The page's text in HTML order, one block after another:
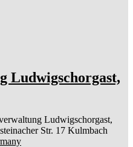
Ludwigschorgast,
Ludwigschorgast,
Str. 17 Kulmbach